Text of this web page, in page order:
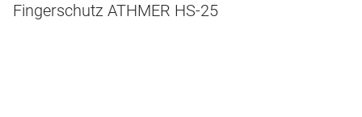
Fingerschutz ATHMER HS-25